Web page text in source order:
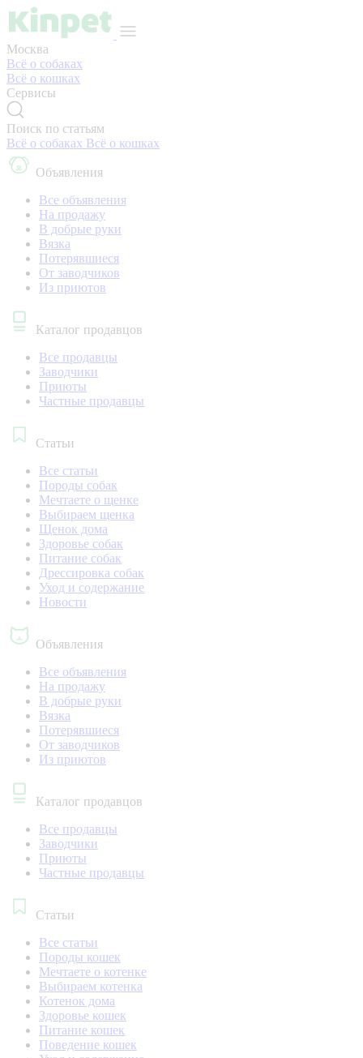
Москва
Всё о собаках
Всё о кошках
Сервисы
Поиск по статьям
Всё о собаках Всё о кошках
Объявления
Все объявления
На продажу
В добрые руки
Вязка
Потерявшиеся
От заводчиков
Из приютов
Каталог продавцов
Все продавцы
Заводчики
Приюты
Частные продавцы
Статьи
Все статьи
Породы собак
Мечтаете о щенке
Выбираем щенка
Щенок дома
Здоровье собак
Питание собак
Дрессировка собак
Уход и содержание
Новости
Объявления
Все объявления
На продажу
В добрые руки
Вязка
Потерявшиеся
От заводчиков
Из приютов
Каталог продавцов
Все продавцы
Заводчики
Приюты
Частные продавцы
Статьи
Все статьи
Породы кошек
Мечтаете о котенке
Выбираем котенка
Котенок дома
Здоровье кошек
Питание кошек
Поведение кошек